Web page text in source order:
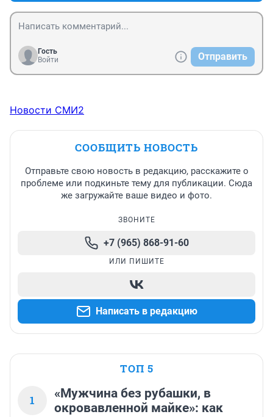
Гость
Войти
Отправить
Новости СМИ2
СООБЩИТЬ НОВОСТЬ
Отправьте свою новость в редакцию, расскажите о
проблеме или подкиньте тему для публикации. Сюда
же загружайте ваше видео и фото.
ЗВОНИТЕ
+7 (965) 868-91-60
ИЛИ ПИШИТЕ
Написать в редакцию
ТОП 5
1
«Мужчина без рубашки, в
окровавленной майке»: как